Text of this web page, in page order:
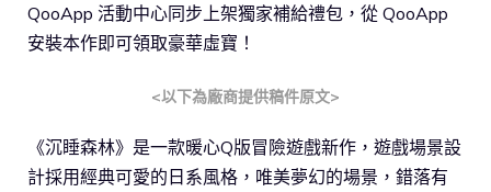
QooApp 活動中心同步上架獨家補給禮包，從 QooApp
安裝本作即可領取豪華虛寶！
<以下為廠商提供稿件原文>
《沉睡森林》是一款暖心Q版冒險遊戲新作，遊戲場景設
計採用經典可愛的日系風格，唯美夢幻的場景，錯落有